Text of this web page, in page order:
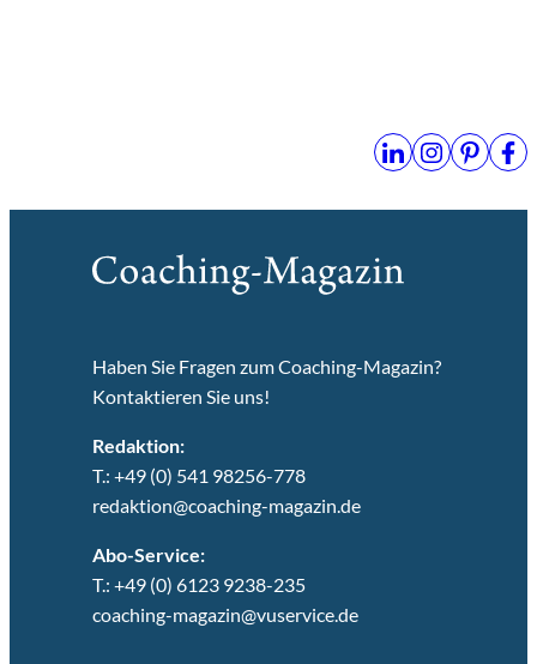
Haben Sie Fragen zum Coaching-Magazin?
Kontaktieren Sie uns!
Redaktion:
T.: +49 (0) 541 98256-778
redaktion@coaching-magazin.de
Abo-Service:
T.: +49 (0) 6123 9238-235
coaching-magazin@vuservice.de